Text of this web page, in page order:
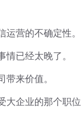
营的不确定性。
已经太晚了。
来价值。
大企业的那个职